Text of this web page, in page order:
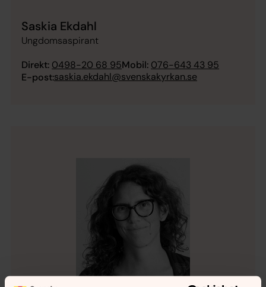
Saskia Ekdahl
Ungdomsaspirant
Direkt: 0498-20 68 95Mobil: 076-643 43 95
E-post:saskia.ekdahl@svenskakyrkan.se